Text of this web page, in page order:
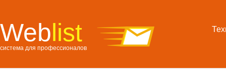
Weblist
система для профессионалов